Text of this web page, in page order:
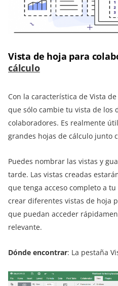
Vista de hoja para
cálculo
Con la característica de Vista
que sólo cambie tu vista de los
colaboradores. Es realmente
grandes hojas de cálculo junto
Puedes nombrar las vistas y
tarde. Las vistas creadas
que tenga acceso completo a
crear diferentes vistas de hoja
que puedan acceder
relevante.
Dónde encontrar: La pestaña